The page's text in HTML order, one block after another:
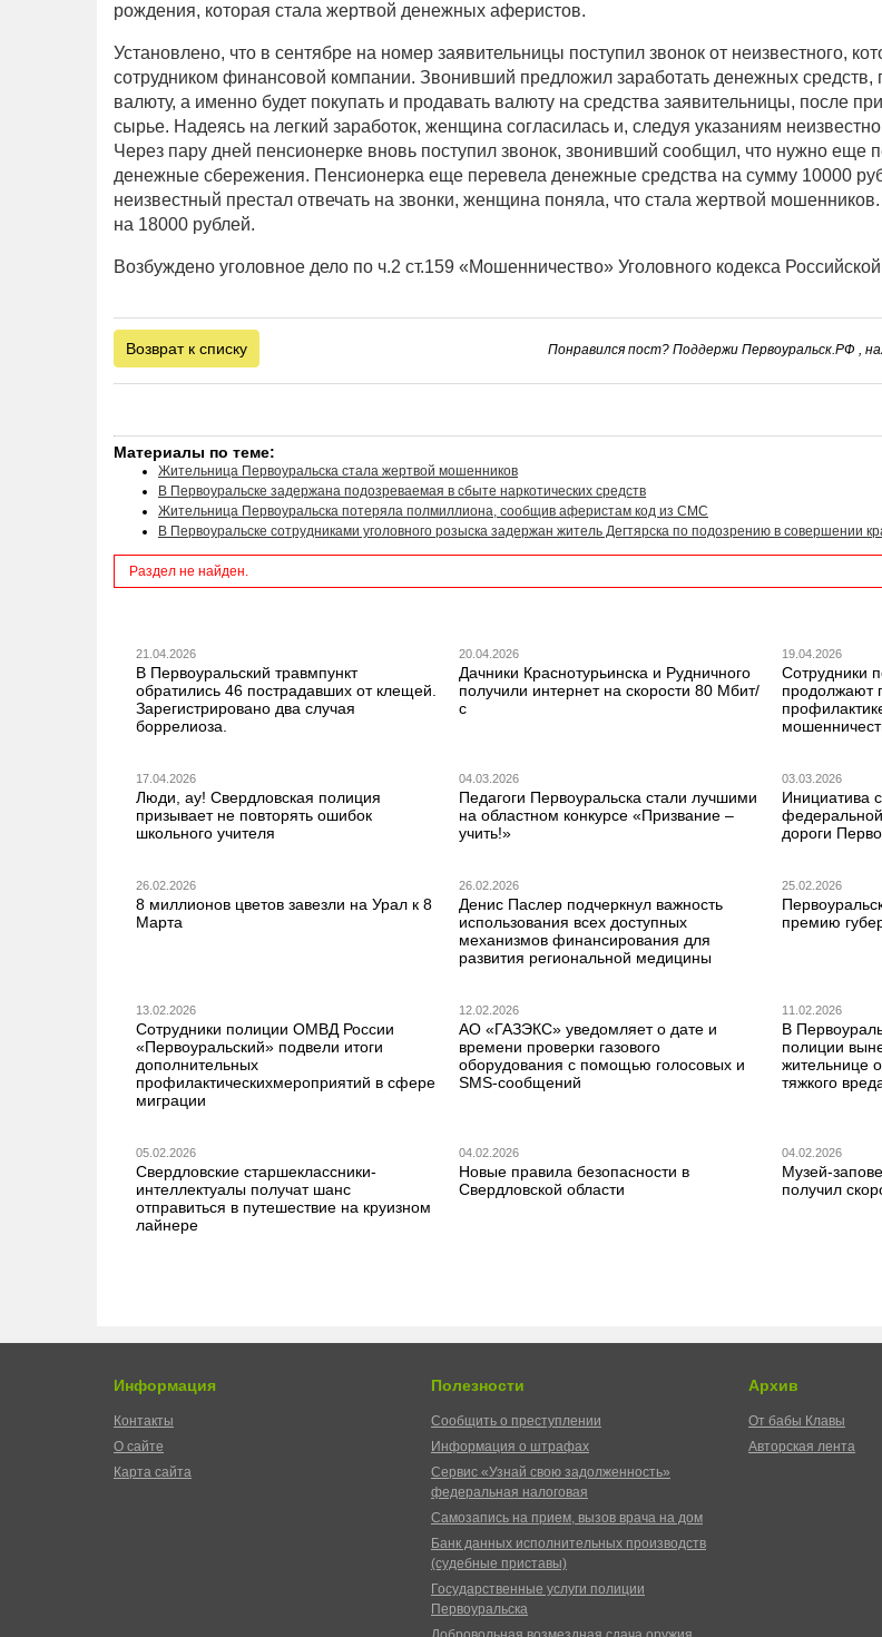
рождения, которая стала жертвой денежных аферистов.
Установлено, что в сентябре на номер заявительницы поступил звонок от неизвестного,
сотрудником финансовой компании. Звонивший предложил заработать денежных средств,
валюту, а именно будет покупать и продавать валюту на средства заявительницы, после
сырье. Надеясь на легкий заработок, женщина согласилась и, следуя указаниям
Через пару дней пенсионерке вновь поступил звонок, звонивший сообщил, что нужно еще
денежные сбережения. Пенсионерка еще перевела денежные средства на сумму 10000
неизвестный престал отвечать на звонки, женщина поняла, что стала жертвой
на 18000 рублей.
Возбуждено уголовное дело по ч.2 ст.159 «Мошенничество» Уголовного кодекса
Возврат к списку Понравился пост? Поддержи Первоуральск.РФ ,
Материалы по теме:
Жительница Первоуральска стала жертвой мошенников
В Первоуральске задержана подозреваемая в сбыте наркотических средств
Жительница Первоуральска потеряла полмиллиона, сообщив аферистам код из СМС
В Первоуральске сотрудниками уголовного розыска задержан житель Дегтярска по подозрению в совершении
Раздел не найден.
21.04.2026
В Первоуральский травмпункт
обратились 46 пострадавших от клещей.
Зарегистрировано два случая
боррелиоза.
20.04.2026
Дачники Краснотурьинска и Рудничного
получили интернет на скорости 80 Мбит/
с
19.04.2026
Сотрудники
продолжают
17.04.2026
Люди, ау! Свердловская полиция
призывает не повторять ошибок
школьного учителя
04.03.2026
Педагоги Первоуральска стали лучшими
на областном конкурсе «Призвание –
учить!»
03.03.2026
Инициатива
дороги
26.02.2026
8 миллионов цветов завезли на Урал к 8
Марта
26.02.2026
Денис Паслер подчеркнул важность
использования всех доступных
механизмов финансирования для
развития региональной медицины
25.02.2026
премию
13.02.2026
Сотрудники полиции ОМВД России
«Первоуральский» подвели итоги
дополнительных
профилактическихмероприятий в сфере
миграции
12.02.2026
АО «ГАЗЭКС» уведомляет о дате и
времени проверки газового
оборудования с помощью голосовых и
SMS-сообщений
11.02.2026
В
полиции
жительнице
тяжкого
05.02.2026
Свердловские старшеклассники-
интеллектуалы получат шанс
отправиться в путешествие на круизном
лайнере
04.02.2026
Новые правила безопасности в
Свердловской области
04.02.2026
Музей-
получил
Информация
Контакты
О сайте
Карта сайта
Полезности
Сообщить о преступлении
Информация о штрафах
Сервис «Узнай свою задолженность»
федеральная налоговая
Самозапись на прием, вызов врача на дом
Банк данных исполнительных производств
(судебные приставы)
Государственные услуги полиции
Первоуральска
Архив
От бабы Клавы
Авторская лента